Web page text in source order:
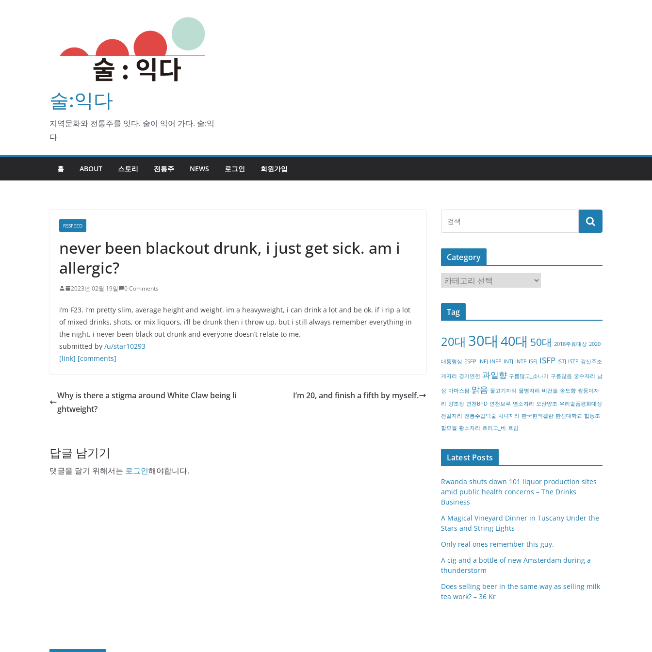
술:익다
지역문화와 전통주를 잇다. 술이 익어 가다. 술:익
다
홈 ABOUT 스토리 전통주 NEWS 로그인 회원가입
RSSFEED
never been blackout drunk, i just get sick. am i
allergic?
2023년 02월 19일 0 Comments
i’m F23. i’m pretty slim, average height and weight. im a heavyweight, i can drink a lot and be ok. if i rip a lot
of mixed drinks, shots, or mix liquors, i’ll be drunk then i throw up. but i still always remember everything in
the night. i never been black out drunk and everyone doesn’t relate to me.
submitted by /u/star10293
[link] [comments]
Why is there a stigma around White Claw being li
ghtweight?
I’m 20, and finish a fifth by myself.
답글 남기기
댓글을 달기 위해서는 로그인해야합니다.
Category
a
t
o
y
Tag
20대 30대 40대 50대 2018주료대상 2020
대통령상 ESFP INFJ INFP INTJ INTP ISFJ ISFP ISTJ ISTP 강산주조
게자리 경기연천 과일향 구름많고_소나기 구름많음 궁수자리 남
성 마마스팜 맑음 물고기자리 물병자리 비건술 송도향 쌍둥이자
리 양조장 연천BnD 연천브루 염소자리 오산양조 우리술품평회대상
전갈자리 전통주입덕술 처녀자리 한국현멕켈란 한신대학교 협동조
합모월 황소자리 흐리고_비 흐림
Latest Posts
Rwanda shuts down 101 liquor production sites
amid public health concerns – The Drinks
Business
A Magical Vineyard Dinner in Tuscany Under the
Stars and String Lights
Only real ones remember this guy.
A cig and a bottle of new Amsterdam during a
thunderstorm
Does selling beer in the same way as selling milk
tea work? – 36 Kr